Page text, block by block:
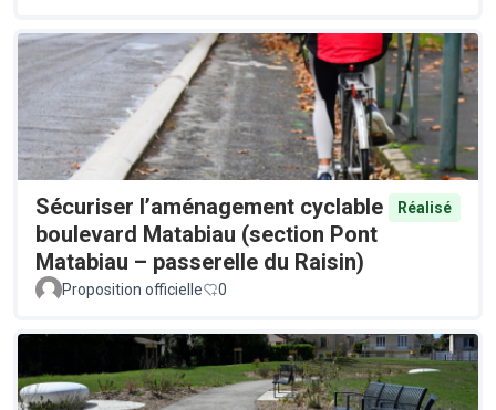
Sécuriser l’aménagement cyclable
boulevard Matabiau (section Pont
Matabiau – passerelle du Raisin)
Réalisé
Proposition officielle 0